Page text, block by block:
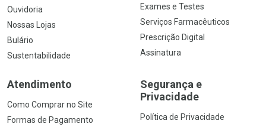
Ouvidoria
Nossas Lojas
Bulário
Sustentabilidade
Exames e Testes
Serviços Farmacêuticos
Prescrição Digital
Assinatura
Atendimento
Como Comprar no Site
Formas de Pagamento
Segurança e
Privacidade
Política de Privacidade